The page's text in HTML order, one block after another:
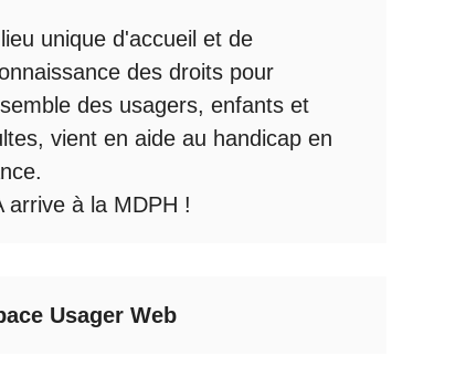
unique d'accueil et de
des droits pour
des usagers, enfants et
vient en aide au handicap en
arrive à la MDPH !
Usager Web